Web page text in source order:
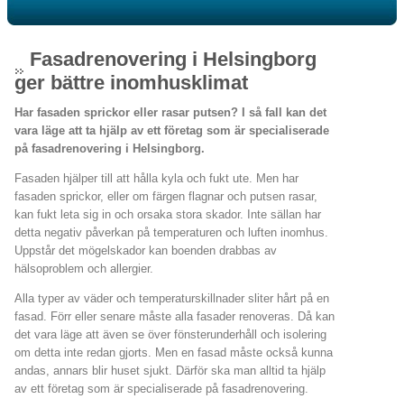
Fasadrenovering i Helsingborg
ger bättre inomhusklimat
Har fasaden sprickor eller rasar putsen? I så fall kan det
vara läge att ta hjälp av ett företag som är specialiserade
på fasadrenovering i Helsingborg.
Fasaden hjälper till att hålla kyla och fukt ute. Men har
fasaden sprickor, eller om färgen flagnar och putsen rasar,
kan fukt leta sig in och orsaka stora skador. Inte sällan har
detta negativ påverkan på temperaturen och luften inomhus.
Uppstår det mögelskador kan boenden drabbas av
hälsoproblem och allergier.
Alla typer av väder och temperaturskillnader sliter hårt på en
fasad. Förr eller senare måste alla fasader renoveras. Då kan
det vara läge att även se över fönsterunderhåll och isolering
om detta inte redan gjorts. Men en fasad måste också kunna
andas, annars blir huset sjukt. Därför ska man alltid ta hjälp
av ett företag som är specialiserade på fasadrenovering.